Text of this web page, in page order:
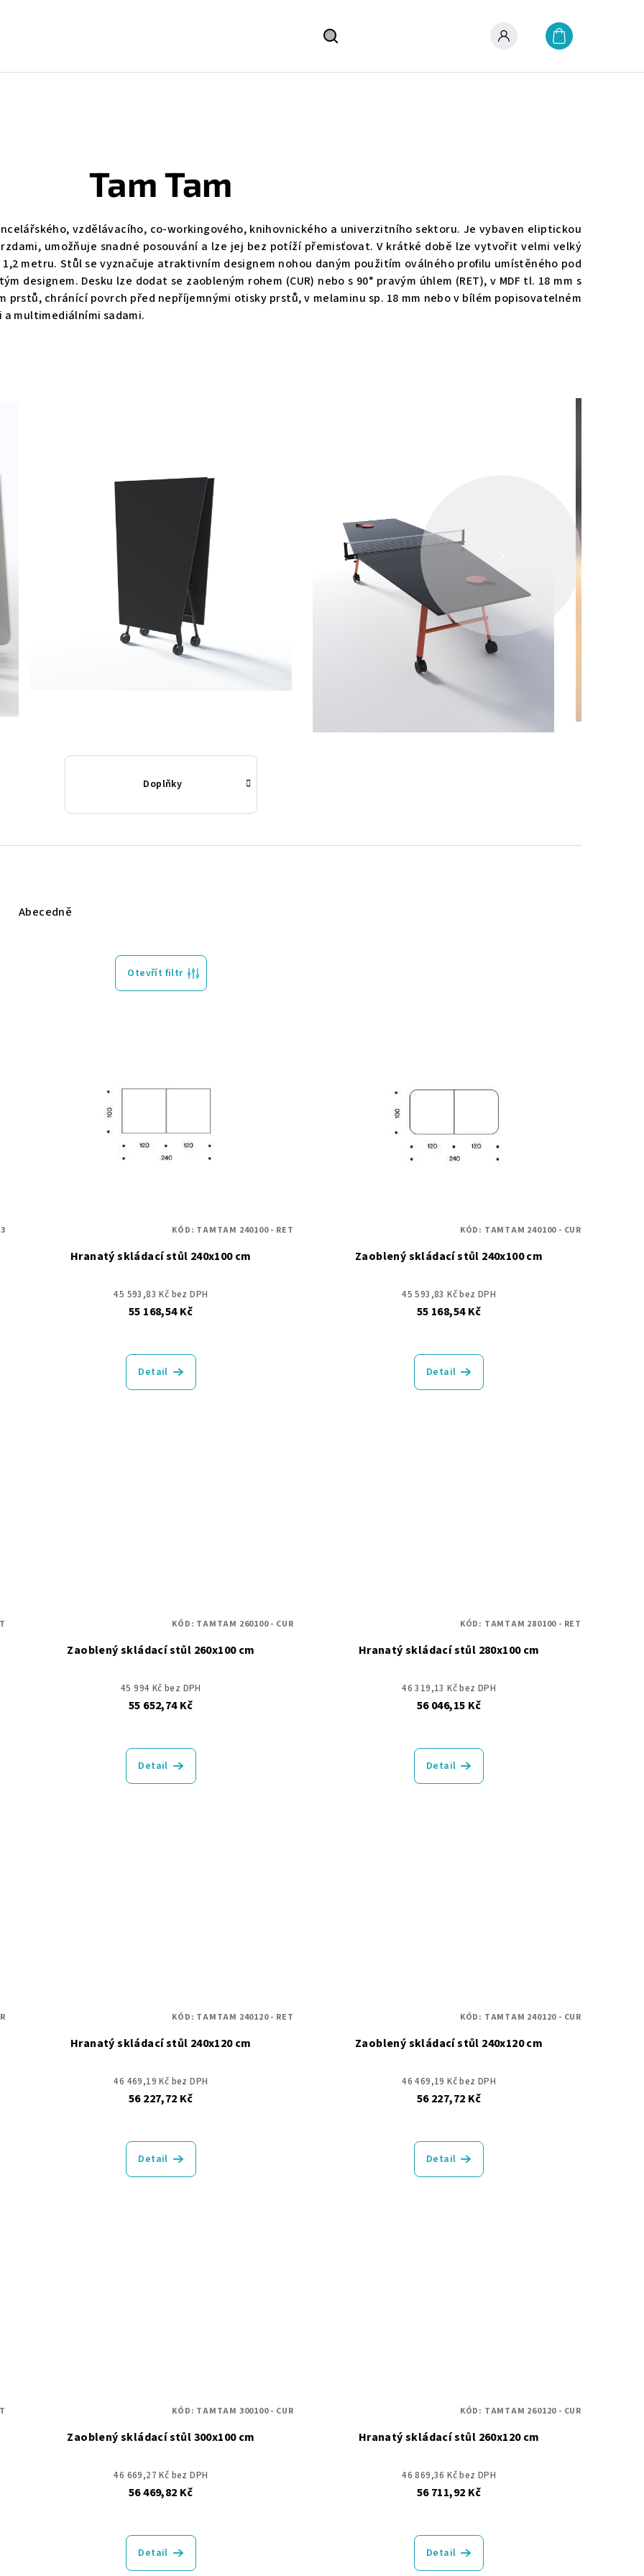
Přihlášení
Tam Tam
vzdělávacího, co-workingového, knihovnického a univerzitního sektoru.‎ Je vybaven eliptickou
umožňuje snadné posouvání a lze jej bez potíží přemisťovat.‎ V krátké době lze vytvořit velmi velký
metru. Stůl se vyznačuje atraktivním designem nohou daným použitím oválného profilu umístěného pod
designem.‎ Desku lze dodat se zaobleným rohem (CUR) nebo s 90° pravým úhlem (RET), v MDF tl. 18 mm s
prstů, chránící povrch před nepříjemnými otisky prstů, v melaminu sp. 18 mm nebo v bílém popisovatelném
multimediálními sadami.
Doplňky
Abecedně
Otevřít filtr
Hranatý skládací stůl 240x100 cm
45 593,83 Kč bez DPH
55 168,54 Kč
Detail
KÓD: TAMTAM 240100 - RET
Zaoblený skládací stůl 240x100 cm
45 593,83 Kč bez DPH
55 168,54 Kč
Detail
KÓD: TAMTAM 240100 - CUR
Zaoblený skládací stůl 260x100 cm
45 994 Kč bez DPH
55 652,74 Kč
Detail
KÓD: TAMTAM 260100 - CUR
Hranatý skládací stůl 280x100 cm
46 319,13 Kč bez DPH
56 046,15 Kč
Detail
KÓD: TAMTAM 280100 - RET
Hranatý skládací stůl 240x120 cm
46 469,19 Kč bez DPH
56 227,72 Kč
Detail
KÓD: TAMTAM 240120 - RET
Zaoblený skládací stůl 240x120 cm
46 469,19 Kč bez DPH
56 227,72 Kč
Detail
KÓD: TAMTAM 240120 - CUR
Zaoblený skládací stůl 300x100 cm
46 669,27 Kč bez DPH
56 469,82 Kč
Detail
KÓD: TAMTAM 300100 - CUR
Hranatý skládací stůl 260x120 cm
46 869,36 Kč bez DPH
56 711,92 Kč
Detail
KÓD: TAMTAM 260120 - CUR